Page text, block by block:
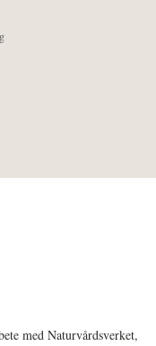
med Naturvårdsverket,